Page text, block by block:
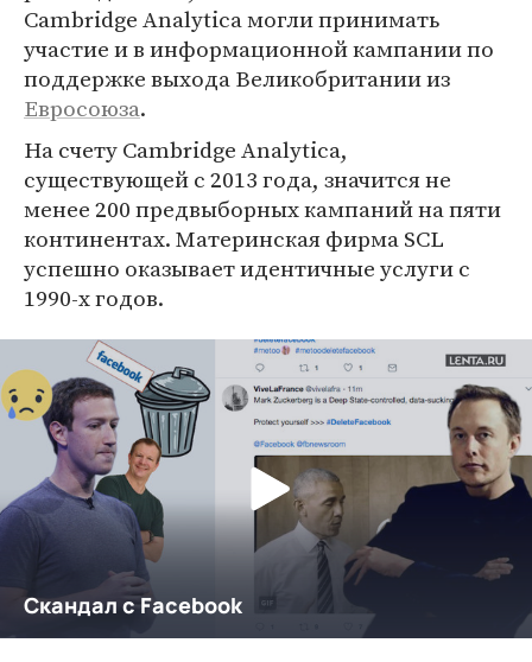
Cambridge Analytica могли принимать
участие и в информационной кампании по
поддержке выхода Великобритании из
Евросоюза.
На счету Cambridge Analytica,
существующей с 2013 года, значится не
менее 200 предвыборных кампаний на пяти
континентах. Материнская фирма SCL
успешно оказывает идентичные услуги с
1990-х годов.